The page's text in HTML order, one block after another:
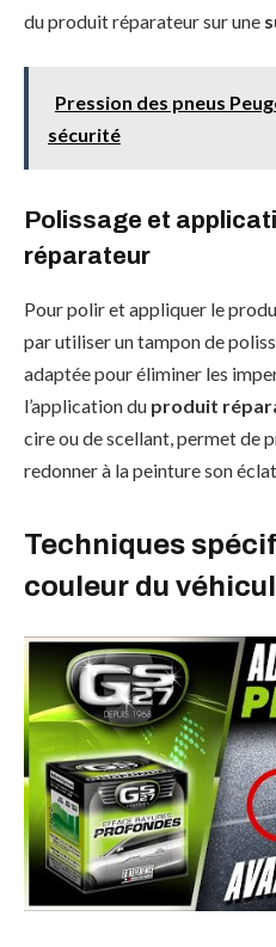
du produit réparateur sur une
Pression des pneus
sécurité
Polissage et
réparateur
Pour polir et appliquer le
par utiliser un tampon de
adaptée pour éliminer les
l’application du produit
cire ou de scellant, permet de
redonner à la peinture son éclat
Techniques
couleur du